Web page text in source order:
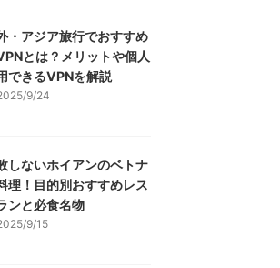
・アジア旅行でおすすめ
とは？メリットや個人
できるVPNを解説
9/24
しないホイアンのベトナ
理！目的別おすすめレス
ンと必食名物
9/15